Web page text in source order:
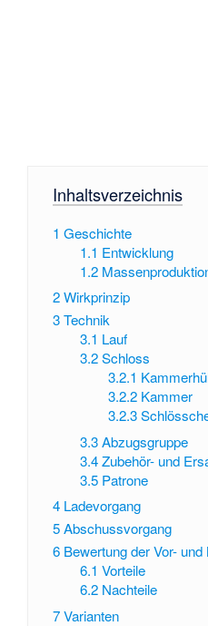
Inhaltsverzeichnis
1 Geschichte
1.1 Entwicklung
1.2
2Wirkprinzip
3Technik
3.1 Lauf
3.2 Schloss
3.2.1
3.2.2 Kammer
3.2.3
3.3 Abzugsgruppe
3.4 Zubehör- und
3.5 Patrone
4 Ladevorgang
5Abschussvorgang
6 Bewertung der Vor- und
6.1 Vorteile
6.2 Nachteile
7Varianten